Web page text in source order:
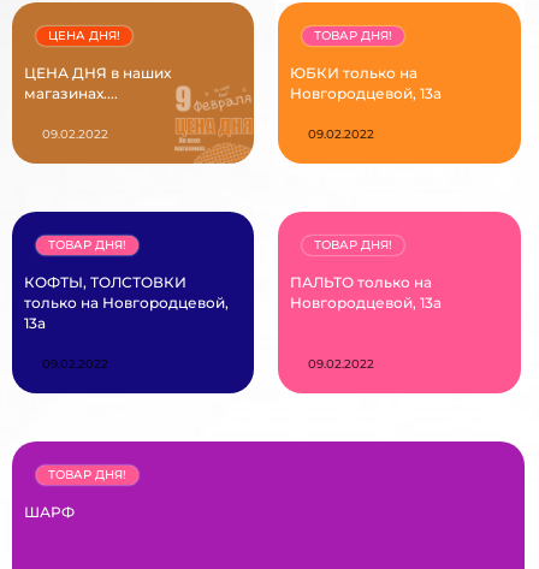
ЦЕНА ДНЯ в наших
магазинах....
ЦЕНА ДНЯ!
09.02.2022
ЮБКИ только на
Новгородцевой, 13а
ТОВАР ДНЯ!
09.02.2022
КОФТЫ, ТОЛСТОВКИ
только на Новгородцевой,
13а
ТОВАР ДНЯ!
09.02.2022
ПАЛЬТО только на
Новгородцевой, 13а
ТОВАР ДНЯ!
09.02.2022
ШАРФ
ТОВАР ДНЯ!